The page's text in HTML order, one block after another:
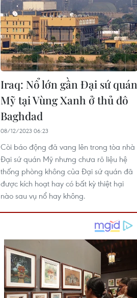
Iraq: Nổ lớn gần Đại sứ quán
Mỹ tại Vùng Xanh ở thủ đô
Baghdad
08/12/2023 06:23
Còi báo động đã vang lên trong tòa nhà
Đại sứ quán Mỹ nhưng chưa rõ liệu hệ
thống phòng không của Đại sứ quán đã
được kích hoạt hay có bất kỳ thiệt hại
nào sau vụ nổ hay không.